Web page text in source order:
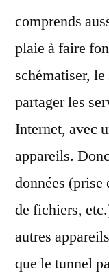
comprends
plaie à faire
schématiser,
partager les
Internet, avec
appareils.
données (prise
de fichiers,
autres
que le tunnel